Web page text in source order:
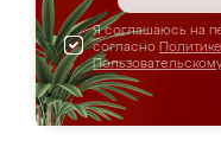
Я соглашаюсь на
согласно